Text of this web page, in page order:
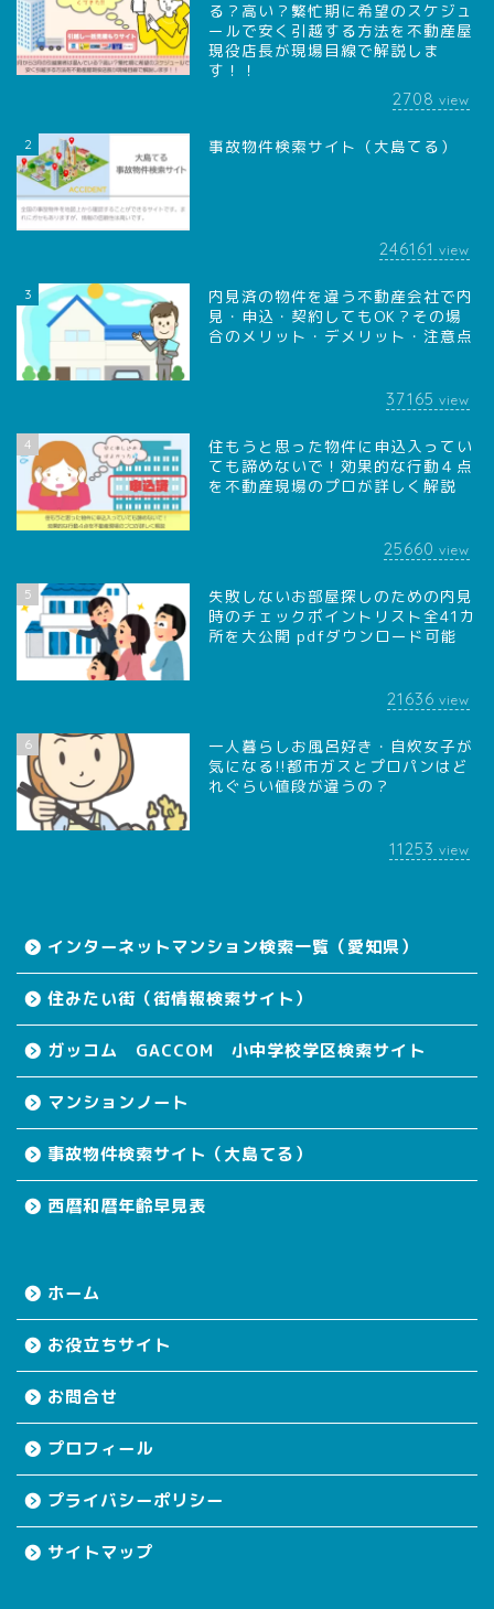
る？高い？繁忙期に希望のスケジュ
ールで安く引越する方法を不動産屋
現役店長が現場目線で解説しま
す！！
2708 view
2 事故物件検索サイト（大島てる）
246161 view
3
内見済の物件を違う不動産会社で内
見・申込・契約してもOK？その場
合のメリット・デメリット・注意点
37165 view
4
住もうと思った物件に申込入ってい
ても諦めないで！効果的な行動４点
を不動産現場のプロが詳しく解説
25660 view
5
失敗しないお部屋探しのための内見
時のチェックポイントリスト全41カ
所を大公開 pdfダウンロード可能
21636 view
6
一人暮らしお風呂好き・自炊女子が
気になる!!都市ガスとプロパンはど
れぐらい値段が違うの？
11253 view
インターネットマンション検索一覧（愛知県）
住みたい街（街情報検索サイト）
ガッコム GACCOM 小中学校学区検索サイト
マンションノート
事故物件検索サイト（大島てる）
西暦和暦年齢早見表
ホーム
お役立ちサイト
お問合せ
プロフィール
プライバシーポリシー
サイトマップ